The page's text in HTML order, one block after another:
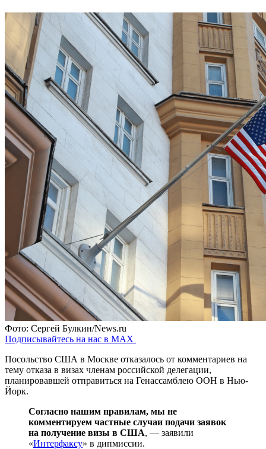
Фото: Сергей Булкин/News.ru
Подписывайтесь на нас в MAX
Посольство США в Москве отказалось от комментариев на
тему отказа в визах членам российской делегации,
планировавшей отправиться на Генассамблею ООН в Нью-
Йорк.
Согласно нашим правилам, мы не
комментируем частные случаи подачи заявок
на получение визы в США, — заявили
«Интерфаксу» в дипмиссии.